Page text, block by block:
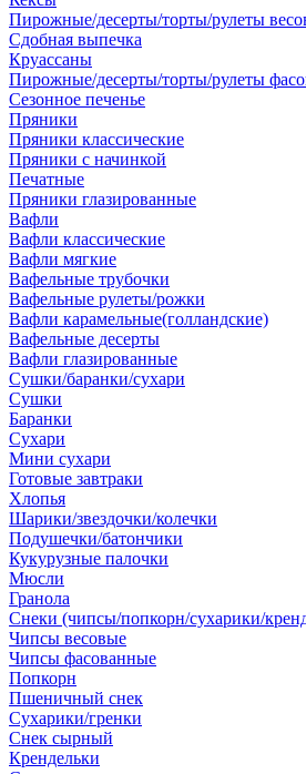
Пирожные/десерты/торты/рулеты
Сдобная выпечка
Круассаны
Пирожные/десерты/торты/рулеты
Сезонное печенье
Пряники
Пряники классические
Пряники с начинкой
Печатные
Пряники глазированные
Вафли
Вафли классические
Вафли мягкие
Вафельные трубочки
Вафельные рулеты/рожки
Вафли карамельные(голландские)
Вафельные десерты
Вафли глазированные
Сушки/баранки/сухари
Сушки
Баранки
Сухари
Мини сухари
Готовые завтраки
Хлопья
Шарики/звездочки/колечки
Подушечки/батончики
Кукурузные палочки
Мюсли
Гранола
Снеки (чипсы/попкорн/сухарики/
Чипсы весовые
Чипсы фасованные
Попкорн
Пшеничный снек
Сухарики/гренки
Снек сырный
Крендельки